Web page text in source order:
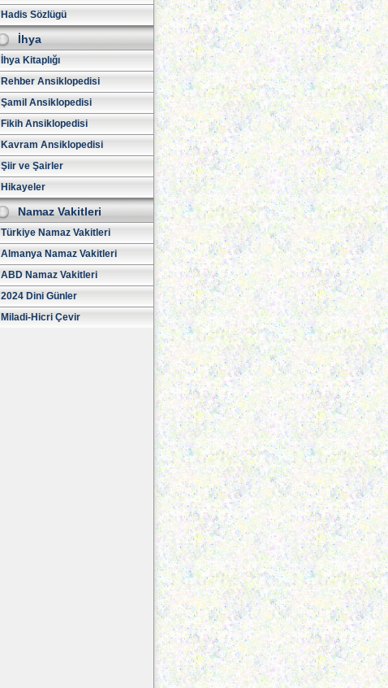
Hadis Sözlügü
İhya
İhya Kitaplığı
Rehber Ansiklopedisi
Şamil Ansiklopedisi
Fikih Ansiklopedisi
Kavram Ansiklopedisi
Şiir ve Şairler
Hikayeler
Namaz Vakitleri
Türkiye Namaz Vakitleri
Almanya Namaz Vakitleri
ABD Namaz Vakitleri
2024 Dini Günler
Miladi-Hicri Çevir